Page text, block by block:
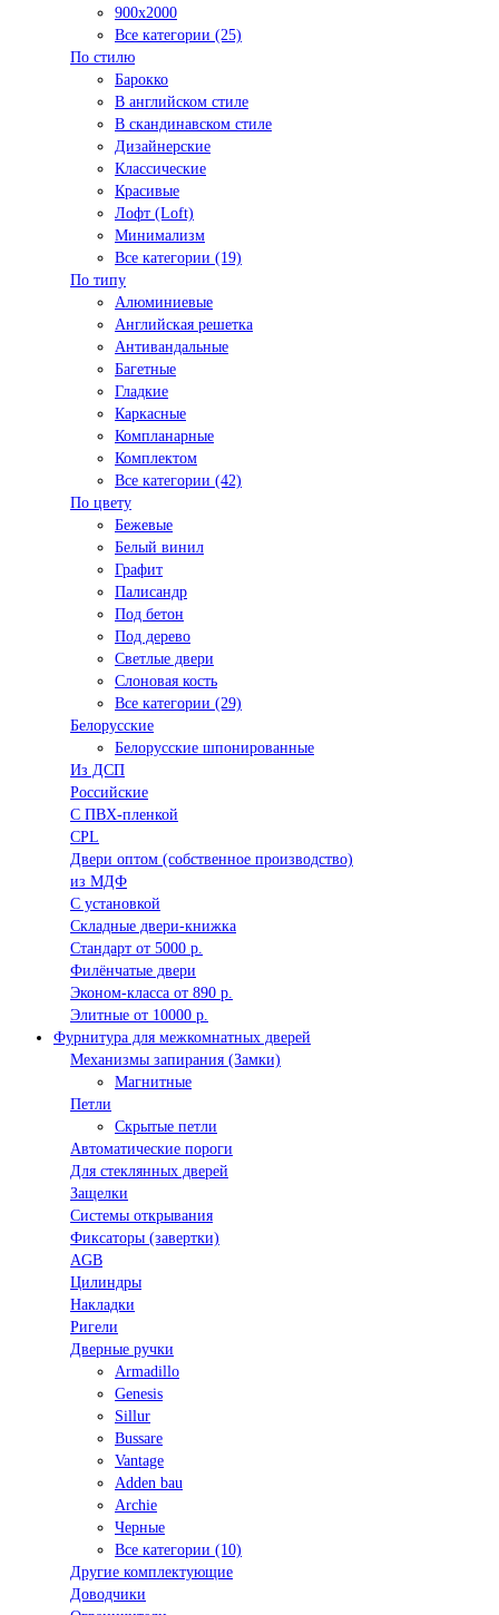
900x2000
Все категории (25)
По стилю
Барокко
В английском стиле
В скандинавском стиле
Дизайнерские
Классические
Красивые
Лофт (Loft)
Минимализм
Все категории (19)
По типу
Алюминиевые
Английская решетка
Антивандальные
Багетные
Гладкие
Каркасные
Компланарные
Комплектом
Все категории (42)
По цвету
Бежевые
Белый винил
Графит
Палисандр
Под бетон
Под дерево
Светлые двери
Слоновая кость
Все категории (29)
Белорусские
Белорусские шпонированные
Из ДСП
Российские
C ПВХ-пленкой
CPL
Двери оптом (собственное производство)
из МДФ
С установкой
Складные двери-книжка
Стандарт от 5000 р.
Филёнчатые двери
Эконом-класса от 890 р.
Элитные от 10000 р.
Фурнитура для межкомнатных дверей
Механизмы запирания (Замки)
Магнитные
Петли
Скрытые петли
Автоматические пороги
Для стеклянных дверей
Защелки
Системы открывания
Фиксаторы (завертки)
AGB
Цилиндры
Накладки
Ригели
Дверные ручки
Armadillo
Genesis
Sillur
Bussare
Vantage
Adden bau
Archie
Черные
Все категории (10)
Другие комплектующие
Доводчики